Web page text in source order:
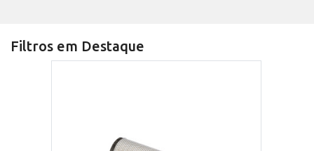
Filtros em Destaque